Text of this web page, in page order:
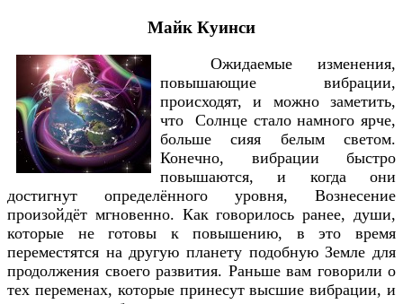
Майк Куинси
Ожидаемые изменения,
повышающие вибрации,
происходят, и можно заметить,
что Солнце стало намного ярче,
больше сияя белым светом.
Конечно, вибрации быстро
повышаются, и когда они
достигнут определённого уровня, Вознесение
произойдёт мгновенно. Как говорилось ранее, души,
которые не готовы к повышению, в это время
переместятся на другую планету подобную Земле для
продолжения своего развития. Раньше вам говорили о
тех переменах, которые принесут высшие вибрации, и